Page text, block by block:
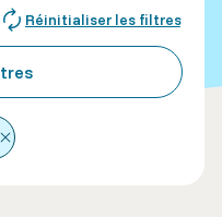
Réinitialiser les filtres